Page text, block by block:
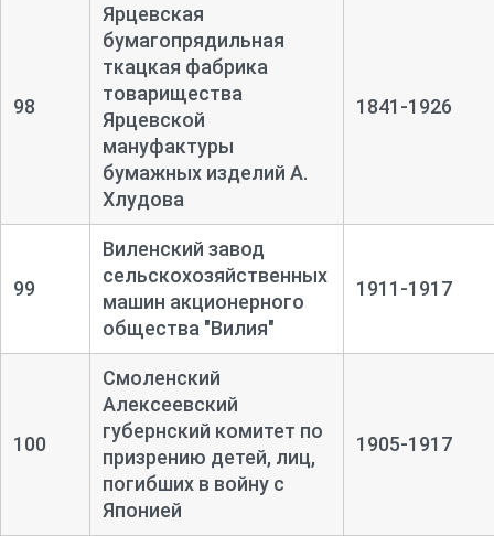
98
Ярцевская
бумагопрядильная
ткацкая фабрика
товарищества
Ярцевской
мануфактуры
бумажных изделий А.
Хлудова
1841-1926
99
Виленский завод
сельскохозяйственных
машин акционерного
общества "Вилия"
1911-1917
100
Смоленский
Алексеевский
губернский комитет по
призрению детей, лиц,
погибших в войну с
Японией
1905-1917